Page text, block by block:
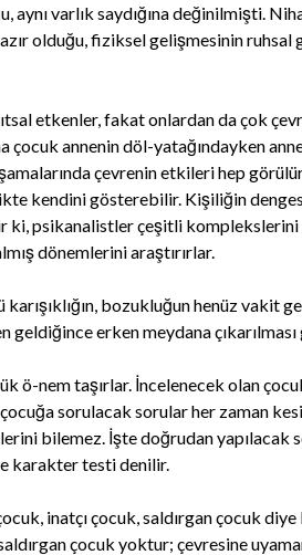
aynı varlık saydığına değinilmişti.
olduğu, fiziksel gelişmesinin ruhsal
etkenler, fakat onlardan da çok
çocuk annenin döl-yatağındayken
çevrenin etkileri hep
kendini gösterebilir. Kişiliğin
ki, psikanalistler çeşitli komplekslerini
dönemlerini araştırırlar.
bozukluğun henüz vakit
geldiğince erken meydana çıkarılması
ö-nem taşırlar. İncelenecek olan
sorulacak sorular her zaman
bilemez. İşte doğrudan
karakter testi denilir.
inatçı çocuk, saldırgan çocuk diye
çocuk yoktur; çevresine